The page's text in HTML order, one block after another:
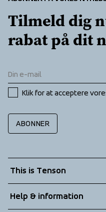
Tilmeld dig
rabat på dit
Klik for at acceptere
ABONNER
This is Tenson
Sustainability
Help & information